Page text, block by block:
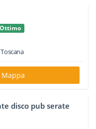
Ottimo
Toscana
Mappa
disco pub serate